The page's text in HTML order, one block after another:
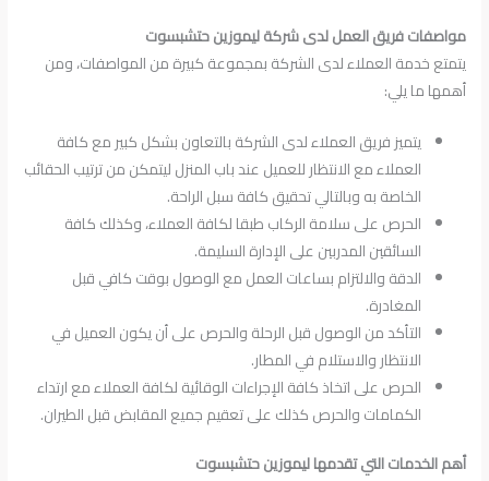
مواصفات فريق العمل لدى شركة ليموزين حتشبسوت
يتمتع خدمة العملاء لدى الشركة بمجموعة كبيرة من المواصفات، ومن
أهمها ما يلي:
يتميز فريق العملاء لدى الشركة بالتعاون بشكل كبير مع كافة
العملاء مع الانتظار للعميل عند باب المنزل ليتمكن من ترتيب الحقائب
الخاصة به وبالتالي تحقيق كافة سبل الراحة.
الحرص على سلامة الركاب طبقا لكافة العملاء، وكذلك كافة
السائقين المدربين على الإدارة السليمة.
الدقة والالتزام بساعات العمل مع الوصول بوقت كافي قبل
المغادرة.
التأكد من الوصول قبل الرحلة والحرص على أن يكون العميل في
الانتظار والاستلام في المطار.
الحرص على اتخاذ كافة الإجراءات الوقائية لكافة العملاء مع ارتداء
الكمامات والحرص كذلك على تعقيم جميع المقابض قبل الطيران.
أهم الخدمات التي تقدمها ليموزين حتشبسوت